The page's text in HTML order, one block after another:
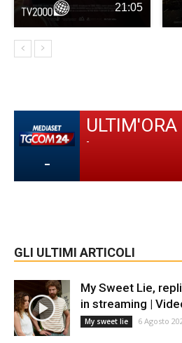
21:05
-
ULTIM'ORA
-
GLI ULTIMI ARTICOLI
My Sweet Lie,
in streaming |
My sweet lie 6 Agosto